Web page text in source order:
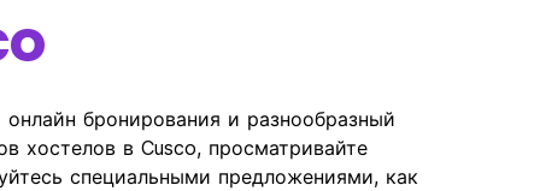
бронирования и разнообразный
хостелов в Cusco, просматривайте
специальными предложениями, как